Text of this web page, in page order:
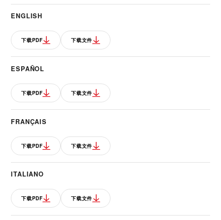
ENGLISH
下载PDF 下载文件
ESPAÑOL
下载PDF 下载文件
FRANÇAIS
下载PDF 下载文件
ITALIANO
下载PDF 下载文件